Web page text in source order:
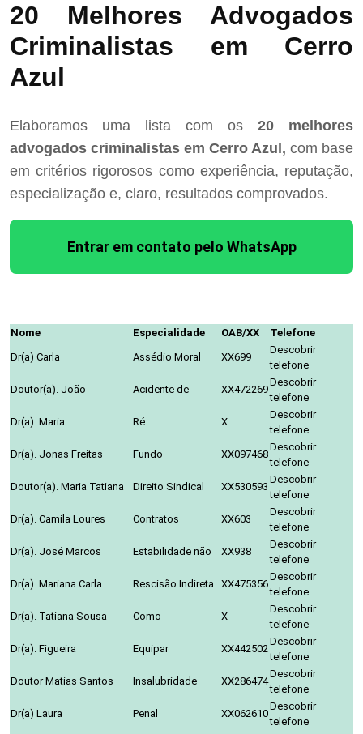
20 Melhores Advogados
Criminalistas em Cerro
Azul
Elaboramos uma lista com os 20 melhores
advogados criminalistas em Cerro Azul, com base
em critérios rigorosos como experiência, reputação,
especialização e, claro, resultados comprovados.
Entrar em contato pelo WhatsApp
Nome Especialidade OAB/XX
Telefone
Dr(a) Carla
Assédio Moral XX699
Descobrir
telefone
Doutor(a). João
Acidente de XX472269
Descobrir
telefone
Dr(a). Maria
Ré X
Descobrir
telefone
Dr(a). Jonas Freitas
Fundo XX097468
Descobrir
telefone
Doutor(a). Maria Tatiana
Direito Sindical XX530593
Descobrir
telefone
Dr(a). Camila Loures
Contratos XX603
Descobrir
telefone
Dr(a). José Marcos
Estabilidade não XX938
Descobrir
telefone
Dr(a). Mariana Carla
Rescisão Indireta XX475356
Descobrir
telefone
Dr(a). Tatiana Sousa
Como X
Descobrir
telefone
Dr(a). Figueira
Equipar XX442502
Descobrir
telefone
Doutor Matias Santos
Insalubridade XX286474
Descobrir
telefone
Dr(a) Laura
Penal XX062610
Descobrir
telefone